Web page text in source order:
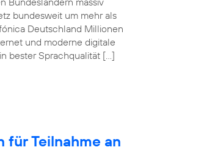
bundesweit um mehr als
Deutschland Millionen
und moderne digitale
bester Sprachqualität […]
Teilnahme an